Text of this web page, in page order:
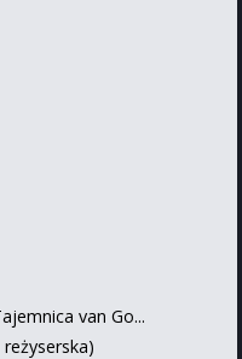
van Go...